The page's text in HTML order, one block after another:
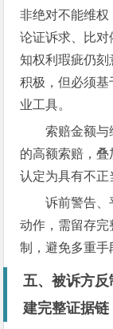
非绝对不能维
论证诉求、比对
知权利瑕疵仍
积极，但必须
业工具。
索赔金额与
的高额索赔，
认定为具有不正
诉前警告、
动作，需留存
制，避免多重手
五、被诉方
建完整证据链